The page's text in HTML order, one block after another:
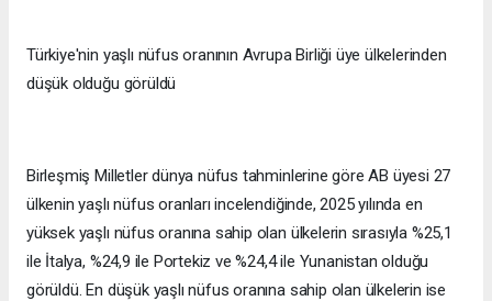
Türkiye'nin yaşlı nüfus oranının Avrupa Birliği üye ülkelerinden
düşük olduğu görüldü
Birleşmiş Milletler dünya nüfus tahminlerine göre AB üyesi 27
ülkenin yaşlı nüfus oranları incelendiğinde, 2025 yılında en
yüksek yaşlı nüfus oranına sahip olan ülkelerin sırasıyla %25,1
ile İtalya, %24,9 ile Portekiz ve %24,4 ile Yunanistan olduğu
görüldü. En düşük yaşlı nüfus oranına sahip olan ülkelerin ise